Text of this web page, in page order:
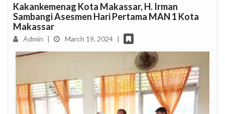
Kakankemenag Kota Makassar, H. Irman
Sambangi Asesmen Hari Pertama MAN 1 Kota
Makassar
Admin | March 19, 2024 |